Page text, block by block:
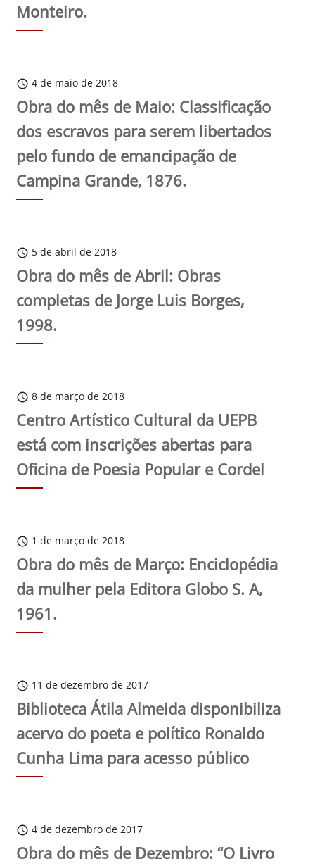
Monteiro.
schedule 4 de maio de 2018
Obra do mês de Maio: Classificação
dos escravos para serem libertados
pelo fundo de emancipação de
Campina Grande, 1876.
schedule 5 de abril de 2018
Obra do mês de Abril: Obras
completas de Jorge Luis Borges,
1998.
schedule 8 de março de 2018
Centro Artístico Cultural da UEPB
está com inscrições abertas para
Oficina de Poesia Popular e Cordel
schedule 1 de março de 2018
Obra do mês de Março: Enciclopédia
da mulher pela Editora Globo S. A,
1961.
schedule 11 de dezembro de 2017
Biblioteca Átila Almeida disponibiliza
acervo do poeta e político Ronaldo
Cunha Lima para acesso público
schedule 4 de dezembro de 2017
Obra do mês de Dezembro: “O Livro